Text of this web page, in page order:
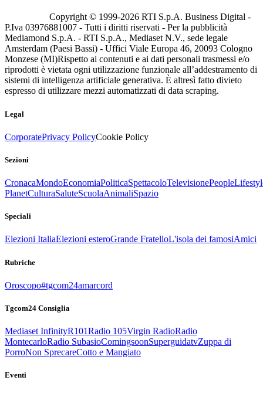
Copyright © 1999-2026 RTI S.p.A. Business Digital -
P.Iva 03976881007 - Tutti i diritti riservati - Per la pubblicità
Mediamond S.p.A. - RTI S.p.A., Mediaset N.V., sede legale
Amsterdam (Paesi Bassi) - Uffici Viale Europa 46, 20093 Cologno
Monzese (MI)Rispetto ai contenuti e ai dati personali trasmessi e/o
riprodotti è vietata ogni utilizzazione funzionale all’addestramento di
sistemi di intelligenza artificiale generativa. È altresì fatto divieto
espresso di utilizzare mezzi automatizzati di data scraping.
Legal
CorporatePrivacy PolicyCookie Policy
Sezioni
CronacaMondoEconomiaPoliticaSpettacoloTelevisionePeople
PlanetCulturaSaluteScuolaAnimaliSpazio
Speciali
Elezioni ItaliaElezioni esteroGrande FratelloL'isola dei famosiAmici
Rubriche
Oroscopo#tgcom24amarcord
Tgcom24 Consiglia
Mediaset InfinityR101Radio 105Virgin RadioRadio
MontecarloRadio SubasioComingsoonSuperguidatvZuppa di
PorroNon SprecareCotto e Mangiato
Eventi